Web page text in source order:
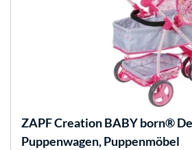
ZAPF CreationBABY born®
Puppenwagen, Puppenmöbel